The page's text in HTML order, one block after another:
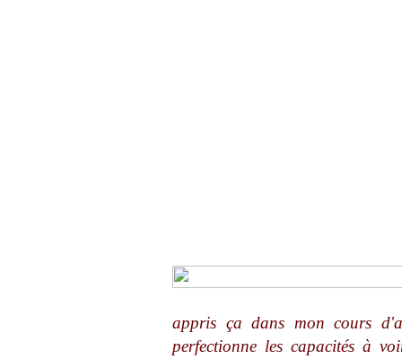
appris ça dans mon cours
perfectionne les capacités à